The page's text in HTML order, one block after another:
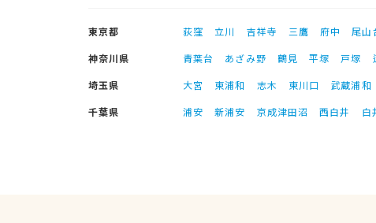
東京都 荻窪 立川 吉祥寺 三鷹 府中 尾山
神奈川県
青葉台 あざみ野 鶴見 平塚 戸塚
埼玉県
大宮 東浦和 志木 東川口 武蔵浦和
千葉県
浦安 新浦安 京成津田沼 西白井 白